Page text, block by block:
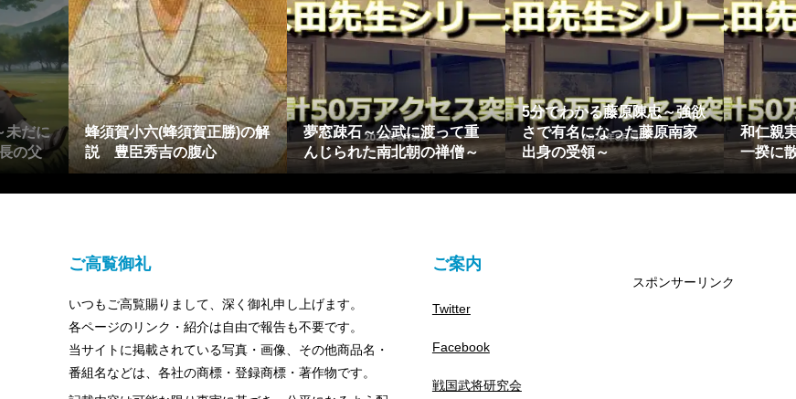
未だに
の父
蜂須賀小六(蜂須賀正勝)の解
説 豊臣秀吉の腹心
夢窓疎石～公武に渡って重
んじられた南北朝の禅僧～
5分でわかる藤原陳忠～強欲
さで有名になった藤原南家
出身の受領～
和仁親
一揆に
ご高覧御礼
いつもご高覧賜りまして、深く御礼申し上げます。
各ページのリンク・紹介は自由で報告も不要です。
当サイトに掲載されている写真・画像、その他商品名・
番組名などは、各社の商標・登録商標・著作物です。
ご案内
Twitter
Facebook
戦国武将研究会
スポンサーリンク